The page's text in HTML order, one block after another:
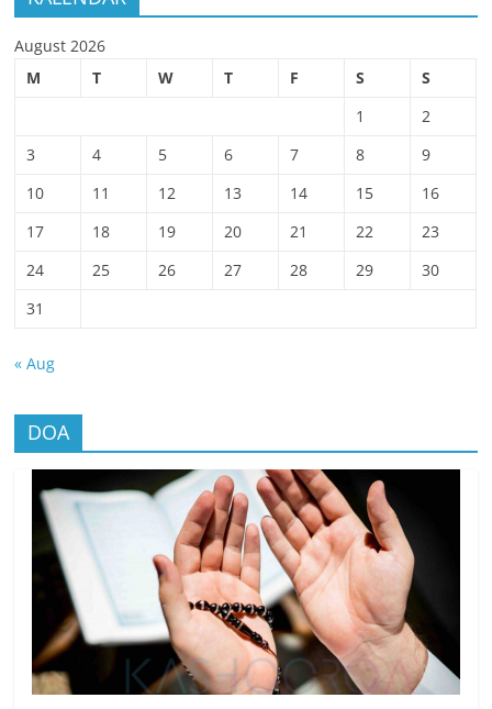
August 2026
M
T W T F S
S
1
2
3
4 5 6 7 8
9
10
11 12 13 14 15
16
17
18 19 20 21 22
23
24
25 26 27 28 29
30
31
« Aug
DOA